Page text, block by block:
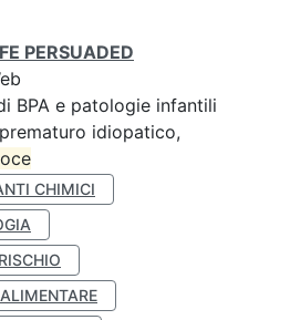
PERSUADED
BPA e patologie infantili
idiopatico,
CHIMICI